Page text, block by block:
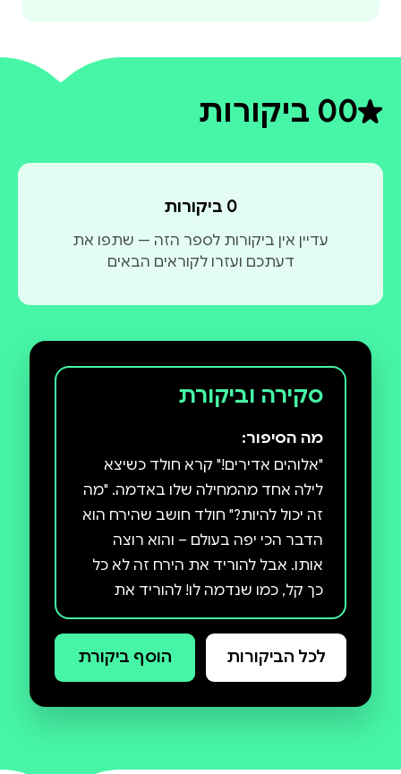
0דירוג ממוצע 0 מתוך 5
0 ביקורות
0 ביקורות
עדיין אין ביקורות לספר הזה — שתפו את
דעתכם ועזרו לקוראים הבאים
סקירה וביקורת
מה הסיפור:
"אלוהים אדירים!" קרא חולד כשיצא
לילה אחד מהמחילה שלו באדמה. "מה
זה יכול להיות?" חולד חושב שהירח הוא
הדבר הכי יפה בעולם – והוא רוצה
אותו. אבל להוריד את הירח זה לא כל
כך קל, כמו שנדמה לו! להוריד את
הירח, ספר משובב ומלא תום, זיכה את
היוצרים האנגלים, ג'ונתן אמט וונסה
קבן, בפרס Kiekeboek היוקרתי לשנת
לכל הביקורות הוסף ביקורת